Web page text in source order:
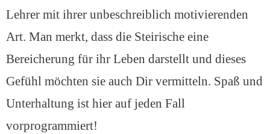
Lehrer mit ihrer unbeschreiblich motivierenden
Art. Man merkt, dass die Steirische eine
Bereicherung für ihr Leben darstellt und dieses
Gefühl möchten sie auch Dir vermitteln. Spaß und
Unterhaltung ist hier auf jeden Fall
vorprogrammiert!